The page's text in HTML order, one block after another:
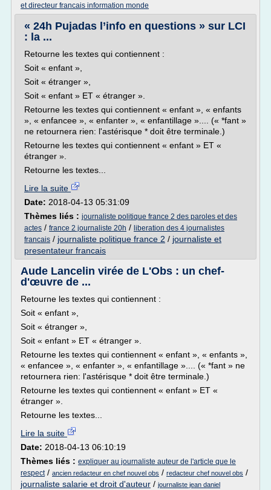
et directeur francais information monde
« 24h Pujadas l’info en questions » sur LCI
: la ...
Retourne les textes qui contiennent :
Soit « enfant »,
Soit « étranger »,
Soit « enfant » ET « étranger ».
Retourne les textes qui contiennent « enfant », « enfants
», « enfancee », « enfanter », « enfantillage ».... (« *fant »
ne retournera rien: l'astérisque * doit être terminale.)
Retourne les textes qui contiennent « enfant » ET «
étranger ».
Retourne les textes...
Lire la suite
Date: 2018-04-13 05:31:09
Thèmes liés : journaliste politique france 2 des paroles et des
actes / france 2 journaliste 20h / liberation des 4 journalistes
francais / journaliste politique france 2 / journaliste et
presentateur francais
Aude Lancelin virée de L'Obs : un chef-
d'œuvre de ...
Retourne les textes qui contiennent :
Soit « enfant »,
Soit « étranger »,
Soit « enfant » ET « étranger ».
Retourne les textes qui contiennent « enfant », « enfants »,
« enfancee », « enfanter », « enfantillage ».... (« *fant » ne
retournera rien: l'astérisque * doit être terminale.)
Retourne les textes qui contiennent « enfant » ET «
étranger ».
Retourne les textes...
Lire la suite
Date: 2018-04-13 06:10:19
Thèmes liés : expliquer au journaliste auteur de l'article que le
respect/ ancien redacteur en chef nouvel obs / redacteur chef nouvel obs /
journaliste salarie et droit d'auteur / journaliste jean daniel